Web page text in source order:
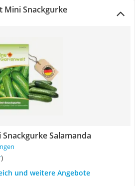
Mini Snackgurke
Salamanda
)
und weitere Angebote